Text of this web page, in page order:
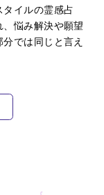
タイルの霊感占
悩み解決や願望
では同じと言え